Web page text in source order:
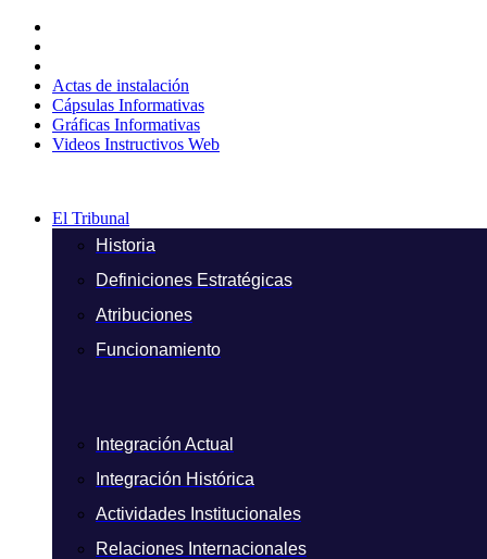
contenido
Actas de instalación
Cápsulas Informativas
Gráficas Informativas
Videos Instructivos Web
El Tribunal
Historia
Definiciones Estratégicas
Atribuciones
Funcionamiento
Integración Actual
Integración Histórica
Actividades Institucionales
Relaciones Internacionales